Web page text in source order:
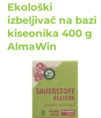
Ekološki
izbeljivač na bazi
kiseonika 400 g
AlmaWin